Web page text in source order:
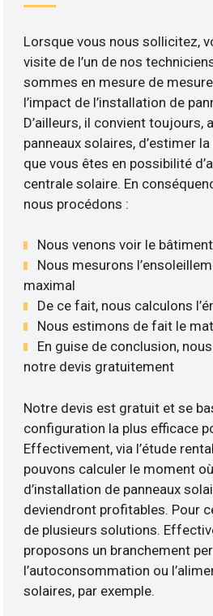
Lorsque vous nous sollicitez,
visite de l’un de nos
sommes en mesure de
l’impact de l’installation de
D’ailleurs, il convient toujours,
panneaux solaires, d’estimer
que vous êtes en possibilité
centrale solaire. En
nous procédons :
Nous venons voir le bâtiment
Nous mesurons
maximal
De ce fait, nous calculons
Nous estimons de fait le
En guise de conclusion,
notre devis gratuitement
Notre devis est gratuit et se
configuration la plus efficace
Effectivement, via l’étude
pouvons calculer le moment
d’installation de panneaux
deviendront profitables. Pour
de plusieurs solutions.
proposons un branchement
l’autoconsommation ou
solaires, par exemple.